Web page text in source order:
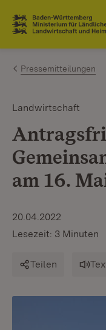
Zum Inhalt
Link zur Startseite
Pressemitteilungen
Landwirtschaft
am 16.
20.04.2022
Lesezeit: 3 Minuten
Teilen